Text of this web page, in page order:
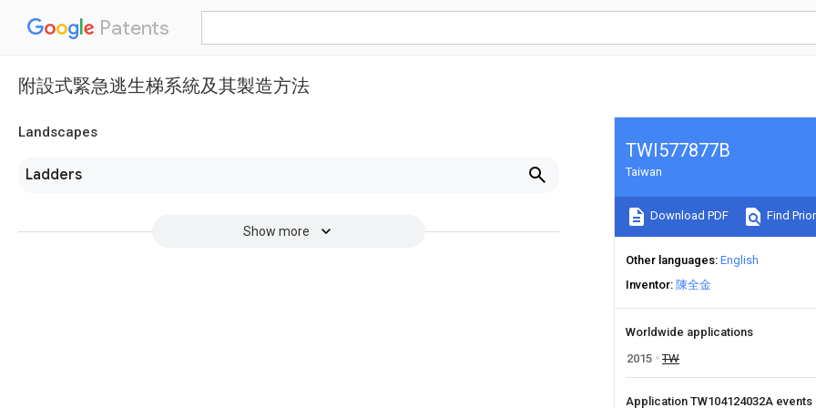
Patents
附設式緊急逃生梯系統及其製造方法
Landscapes
Ladders
Show more
TWI577877B
Taiwan
Download PDF Find
Other languages English
Inventor 陳全金
Worldwide applications
2015
TW
Application TW104124032A events